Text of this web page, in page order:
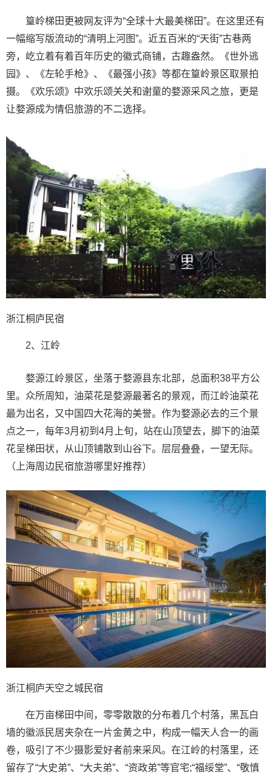
篁岭梯田更被网友评为“全球十大最美梯田”。在这里还有
一幅缩写版流动的“清明上河图”。近五百米的“天街”古巷两
旁，屹立着有着百年历史的徽式商铺，古趣盎然。《世外逃
园》、《左轮手枪》、《最强小孩》等都在篁岭景区取景拍
摄。《欢乐颂》中欢乐颂关关和谢童的婺源采风之旅，更是
让婺源成为情侣旅游的不二选择。
浙江桐庐民宿
2、江岭
婺源江岭景区，坐落于婺源县东北部，总面积38平方公
里。众所周知，油菜花是婺源最著名的景观，而江岭油菜花
最为出名，又中国四大花海的美誉。作为婺源必去的三个景
点之一，每年3月初到4月上旬，站在山顶望去，脚下的油菜
花呈梯田状，从山顶铺散到山谷下。层层叠叠，一望无际。
（上海周边民宿旅游哪里好推荐）
浙江桐庐天空之城民宿
在万亩梯田中间，零零散散的分布着几个村落，黑瓦白
墙的徽派民居夹杂在一片金黄之中，构成一幅天人合一的画
卷，吸引了不少摄影爱好者前来采风。在江岭的村落里，还
留存了“大史弟”、“大夫弟”、“资政弟”等官宅;“福绥堂”、“敬慎